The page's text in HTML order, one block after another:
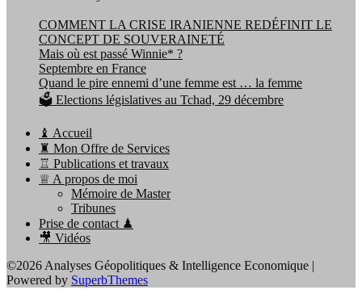
COMMENT LA CRISE IRANIENNE REDÉFINIT LE
CONCEPT DE SOUVERAINETÉ
Mais où est passé Winnie* ?
Septembre en France
Quand le pire ennemi d’une femme est … la femme
🗳️ Elections législatives au Tchad, 29 décembre
♝ Accueil
♜ Mon Offre de Services
♖ Publications et travaux
♕ A propos de moi
Mémoire de Master
Tribunes
Prise de contact ♟
🎥 Vidéos
©2026 Analyses Géopolitiques & Intelligence Economique
Powered by SuperbThemes